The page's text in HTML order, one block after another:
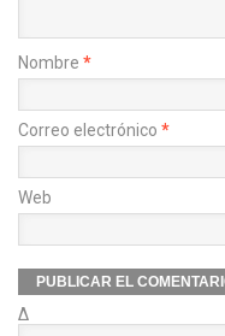
Nombre *
Correo electrónico *
Web
Δ